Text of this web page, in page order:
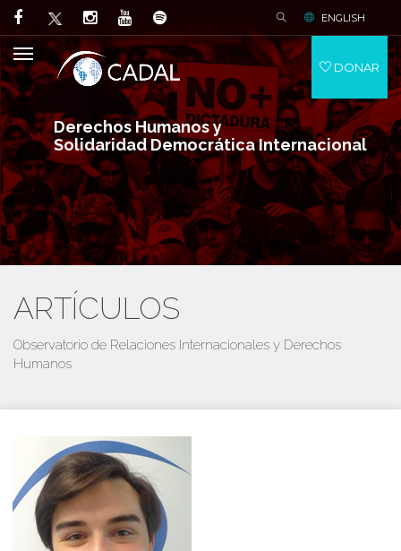
Derechos Humanos y
Solidaridad Democrática Internacional
ENGLISH
DONAR
ARTÍCULOS
Observatorio de Relaciones Internacionales y Derechos
Humanos